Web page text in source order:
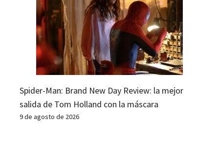
Spider-Man: Brand New Day Review: la mejor
salida de Tom Holland con la máscara
9 de agosto de 2026